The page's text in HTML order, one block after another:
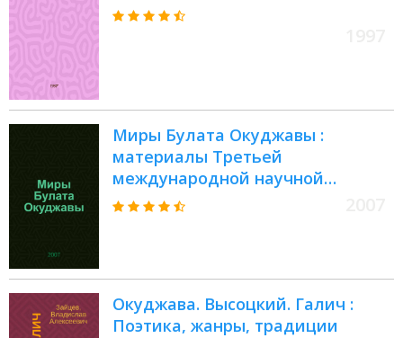
Миры Булата Окуджавы :
материалы Третьей
международной научной
конференции, 18-20 марта 2005 г.,
Окуджава. Высоцкий. Галич :
Поэтика, жанры, традиции